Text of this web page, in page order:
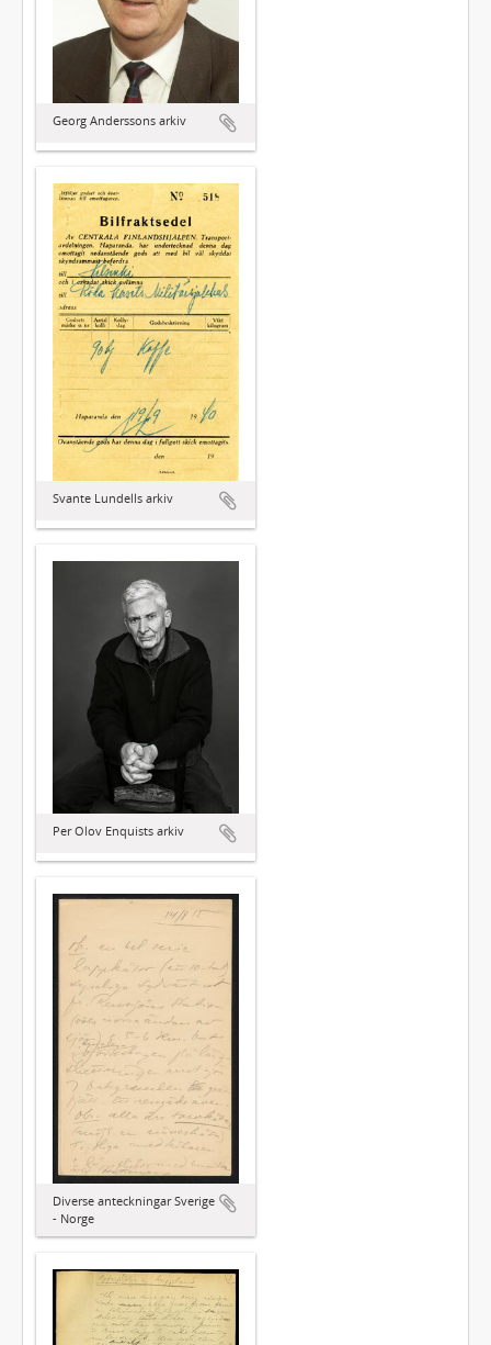
Georg Anderssons arkiv
Svante Lundells arkiv
Per Olov Enquists arkiv
Diverse anteckningar Sverige
- Norge